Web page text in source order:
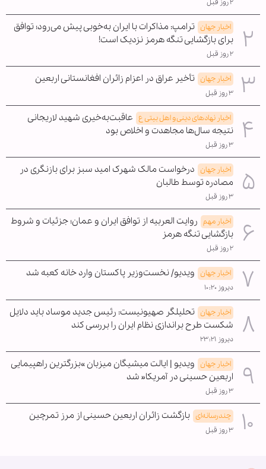
۲ روز قبل
اخبار جهان ترامپ: مذاکرات با ایران به‌خوبی پیش می‌رود؛ توافق
برای بازگشایی تنگه هرمز نزدیک است!
۲ روز قبل
اخبار جهان تأخیر عراق در اعزام زائران افغانستانی اربعین
۳ روز قبل
اخبار نهادهای دینی و اهل بیتی ع عاقبت‌به‌خیری شهید لاریجانی
نتیجه سال‌ها مجاهدت و اخلاص بود
۳ روز قبل
اخبار جهان درخواست مالک شهرک امید سبز برای بازنگری در
مصادره توسط طالبان
۳ روز قبل
اخبار مهم روایت العربیه از توافق ایران و عمان؛ جزئیات و شروط
بازگشایی تنگه هرمز
۲ روز قبل
اخبار جهان ویدیو/ نخست‌وزیر پاکستان وارد خانه کعبه شد
دیروز ۱۰:۲۰
اخبار جهان تحلیلگر صهیونیست: رئیس جدید موساد باید دلایل
شکست طرح براندازی نظام ایران را بررسی کند
دیروز ۲۳:۲۱
اخبار جهان ویدیو | ایالت میشیگان میزبان »بزرگترین راهپیمایی
اربعین حسینی در آمریکا« شد
۳ روز قبل
چندرسانه‌ای بازگشت زائران اربعین حسینی از مرز تمرچین
۳ روز قبل